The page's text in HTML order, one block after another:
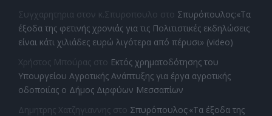
Συγχαρητηρια στον κ.Σπυροπουλο στο Σπυρόπουλος:«Τα
έξοδα της φετινής χρονιάς για τις Πολιτιστικές εκδηλώσεις
είναι κάτι χιλιάδες ευρώ λιγότερα από πέρυσι» (video)
Χρήστος Μπούρας στο Εκτός χρηματοδότησης του
Υπουργείου Αγροτικής Ανάπτυξης για έργα αγροτικής
οδοποιίας ο Δήμος Διρφύων Μεσσαπίων
Δημητρης Χατζηγιαννης στο Σπυρόπουλος:«Τα έξοδα της